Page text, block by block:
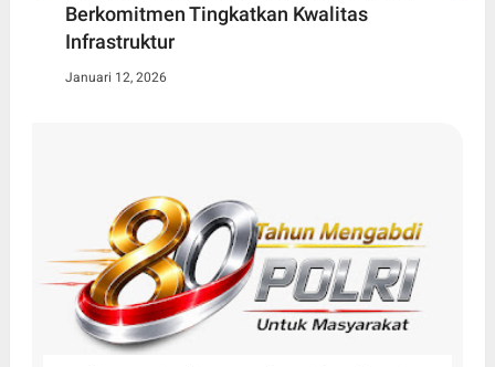
Berkomitmen Tingkatkan Kwalitas
Infrastruktur
Januari 12, 2026